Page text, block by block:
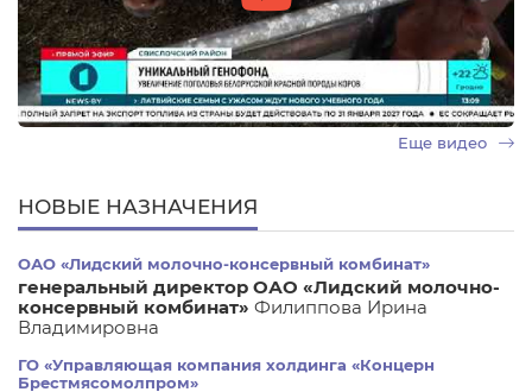
Еще видео
НОВЫЕ НАЗНАЧЕНИЯ
ОАО «Лидский молочно-консервный комбинат»
генеральный директор ОАО «Лидский молочно-
консервный комбинат» Филиппова Ирина
Владимировна
ГО «Управляющая компания холдинга «Концерн
Брестмясомолпром»